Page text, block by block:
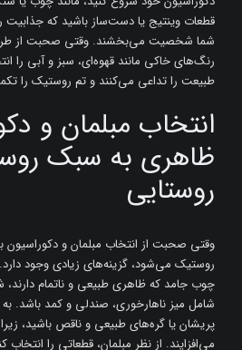
قطعات وینتیج یا دست‌ساز باشید که جذابیت
شما شخصیت می‌بخشند. وقتی صحبت از
رنگ‌های خاکی مانند قهوه‌ای، سبز و آبی را
طبیعت را تداعی می‌کنند و تم روستیک را
انتخاب مبلمان و
ظاهری به سبک
روستایی
وقتی صحبت از انتخاب مبلمان و دکوراسیون
روستیک می‌شود، گزینه‌های زیادی وجود دارد.
چوب جامد که ظاهری طبیعی و ناتمام دارند،
شامل میز ناهارخوری، صندلی و کمد باشد.
پریشان یا گره‌های طبیعی و ناقص باشید،
می‌افزایند. از نظر مبلمان، قطعاتی را انتخاب